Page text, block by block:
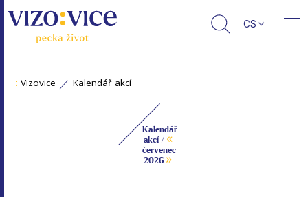
CS
: Vizovice Kalendář akcí
Kalendář
akcí / «
červenec
2026 »